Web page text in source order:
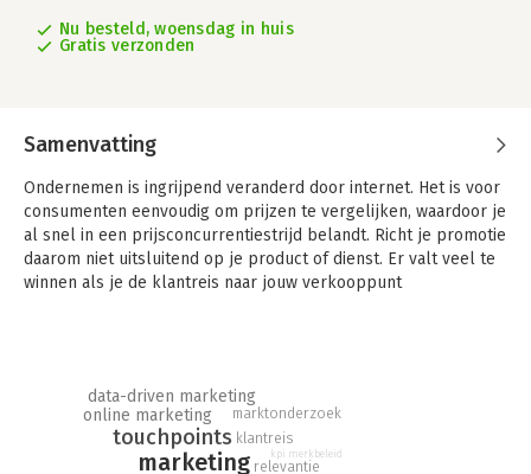
Nu besteld, woensdag in huis
Gratis verzonden
Samenvatting
Ondernemen is ingrijpend veranderd door internet. Het is voor
consumenten eenvoudig om prijzen te vergelijken, waardoor je
al snel in een prijsconcurrentiestrijd belandt. Richt je promotie
daarom niet uitsluitend op je product of dienst. Er valt veel te
winnen als je de klantreis naar jouw verkooppunt
kiest. Het draait erom dat je relevant bent en gemak biedt. Om
relevant te zijn, moet je je doelgroepen kennen en je
merkbeleid aanscherpen. Gemak ervaart de klant als de
klantreis vloeiend verloopt. Met een omnichannel omgeving
marketing
touchpoints
online marketing
data-driven marketing
klantreis
relevantie
marktonderzoek
kpi merkbeleid